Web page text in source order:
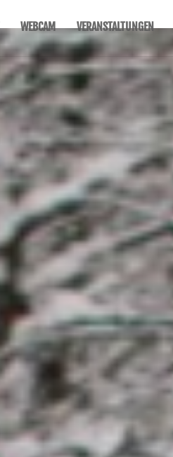
WEBCAM VERANSTALTUNGEN